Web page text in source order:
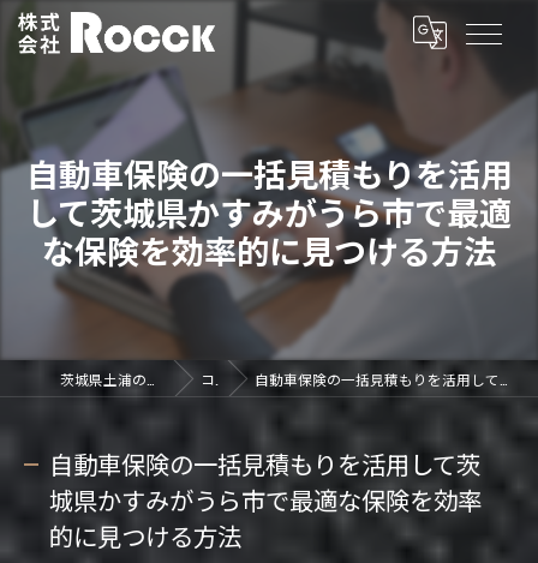
自動車保険の一括見積もりを活用
して茨城県かすみがうら市で最適
な保険を効率的に見つける方法
コラム 自動車保険の一括見積もりを活用して茨城県かすみがうら市で最適な保険を効率的に見つける方法
自動車保険の一括見積もりを活用して茨
城県かすみがうら市で最適な保険を効率
的に見つける方法